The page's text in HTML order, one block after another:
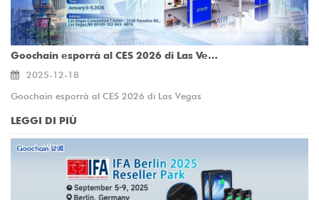
Goochain esporrà al CES 2026 di Las Vegas
2025-12-18
Goochain esporrà al CES 2026 di Las Vegas
LEGGI DI PIÙ